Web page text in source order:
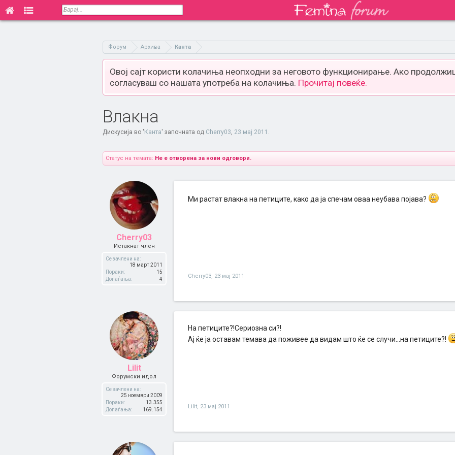
Форум Архива Канта
Овој сајт користи колачиња неопходни за неговото функционирање. Ако
согласуваш со нашата употреба на колачиња. Прочитај повеќе.
Влакна
Дискусија во ' Канта' започната од Cherry03, 23 мај 2011 .
Статус на темата: Не е отворена за нови одговори.
Cherry03
Истакнат член
Се зачлени на:
18 март 2011
Пораки:
15
Допаѓања:
4
Ми растат влакна на петиците, како да ја спечам оваа неубава појава?
Cherry03, 23 мај 2011
Lilit
Форумски идол
Се зачлени на:
25 ноември 2009
Пораки:
13.355
Допаѓања:
169.154
На петиците?!Сериозна си?!
Ај ќе ја оставам темава да поживее да видам што ќе се случи...на петиците?!
Lilit, 23 мај 2011